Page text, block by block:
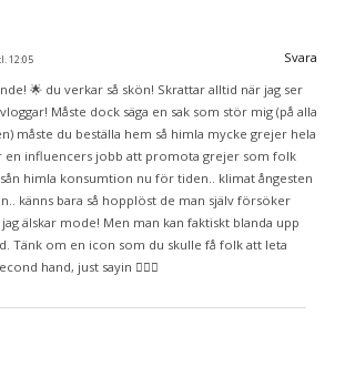
Svara
12:05
🌟 du verkar så skön! Skrattar alltid när jag ser
Måste dock säga en sak som stör mig (på alla
måste du beställa hem så himla mycke grejer hela
en influencers jobb att promota grejer som folk
himla konsumtion nu för tiden.. klimat ångesten
känns bara så hopplöst de man själv försöker
älskar mode! Men man kan faktiskt blanda upp
Tänk om en icon som du skulle få folk att leta
hand, just sayin 🤷🏼‍♀️